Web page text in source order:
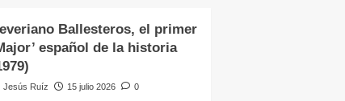
Ballesteros, el primer
español de la historia
Jesús Ruíz 15 julio 2026 0